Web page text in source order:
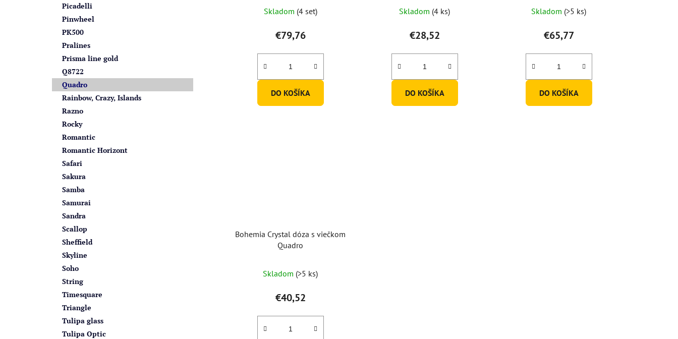
Picadelli
Pinwheel
PK500
Pralines
Prisma line gold
Q8722
Quadro
Rainbow, Crazy, Islands
Razno
Rocky
Romantic
Romantic Horizont
Safari
Sakura
Samba
Samurai
Sandra
Scallop
Sheffield
Skyline
Soho
String
Timesquare
Triangle
Tulipa glass
Tulipa Optic
hodnotenie
produktu
je
5,0
z
hviezdičiek.
Skladom (4 set)
€79,76
DO KOŠÍKA
Skladom (4 ks)
€28,52
DO KOŠÍKA
Skladom (>5 ks)
€65,77
DO KOŠÍKA
Bohemia Crystal dóza s viečkom
Quadro
Skladom (>5 ks)
€40,52